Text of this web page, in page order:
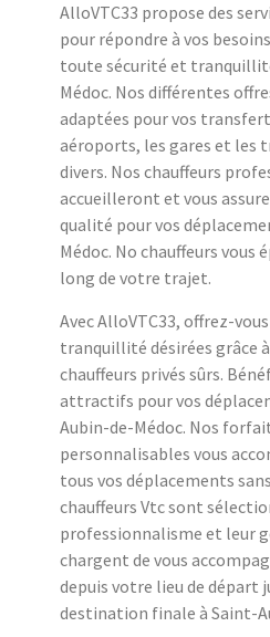
AlloVTC33 propose des
pour répondre à vos
toute sécurité et
Médoc. Nos différentes
adaptées pour vos
aéroports, les gares et les
divers. Nos chauffeurs
accueilleront et vous
qualité pour vos
Médoc. No chauffeurs
long de votre trajet.
Avec AlloVTC33, offrez-
tranquillité désirées grâce
chauffeurs privés sûrs.
attractifs pour vos
Aubin-de-Médoc. Nos
personnalisables vous
tous vos déplacements
chauffeurs Vtc sont
professionnalisme et leur
chargent de vous
depuis votre lieu de départ
destination finale à Saint-